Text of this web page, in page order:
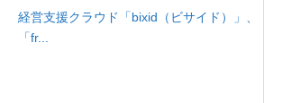
経営支援クラウド「bixid（ビサイド）」、
「fr...